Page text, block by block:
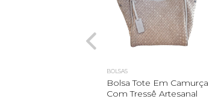
BOLSAS
Bolsa Tote Em Camurça
Com Tressê Artesanal